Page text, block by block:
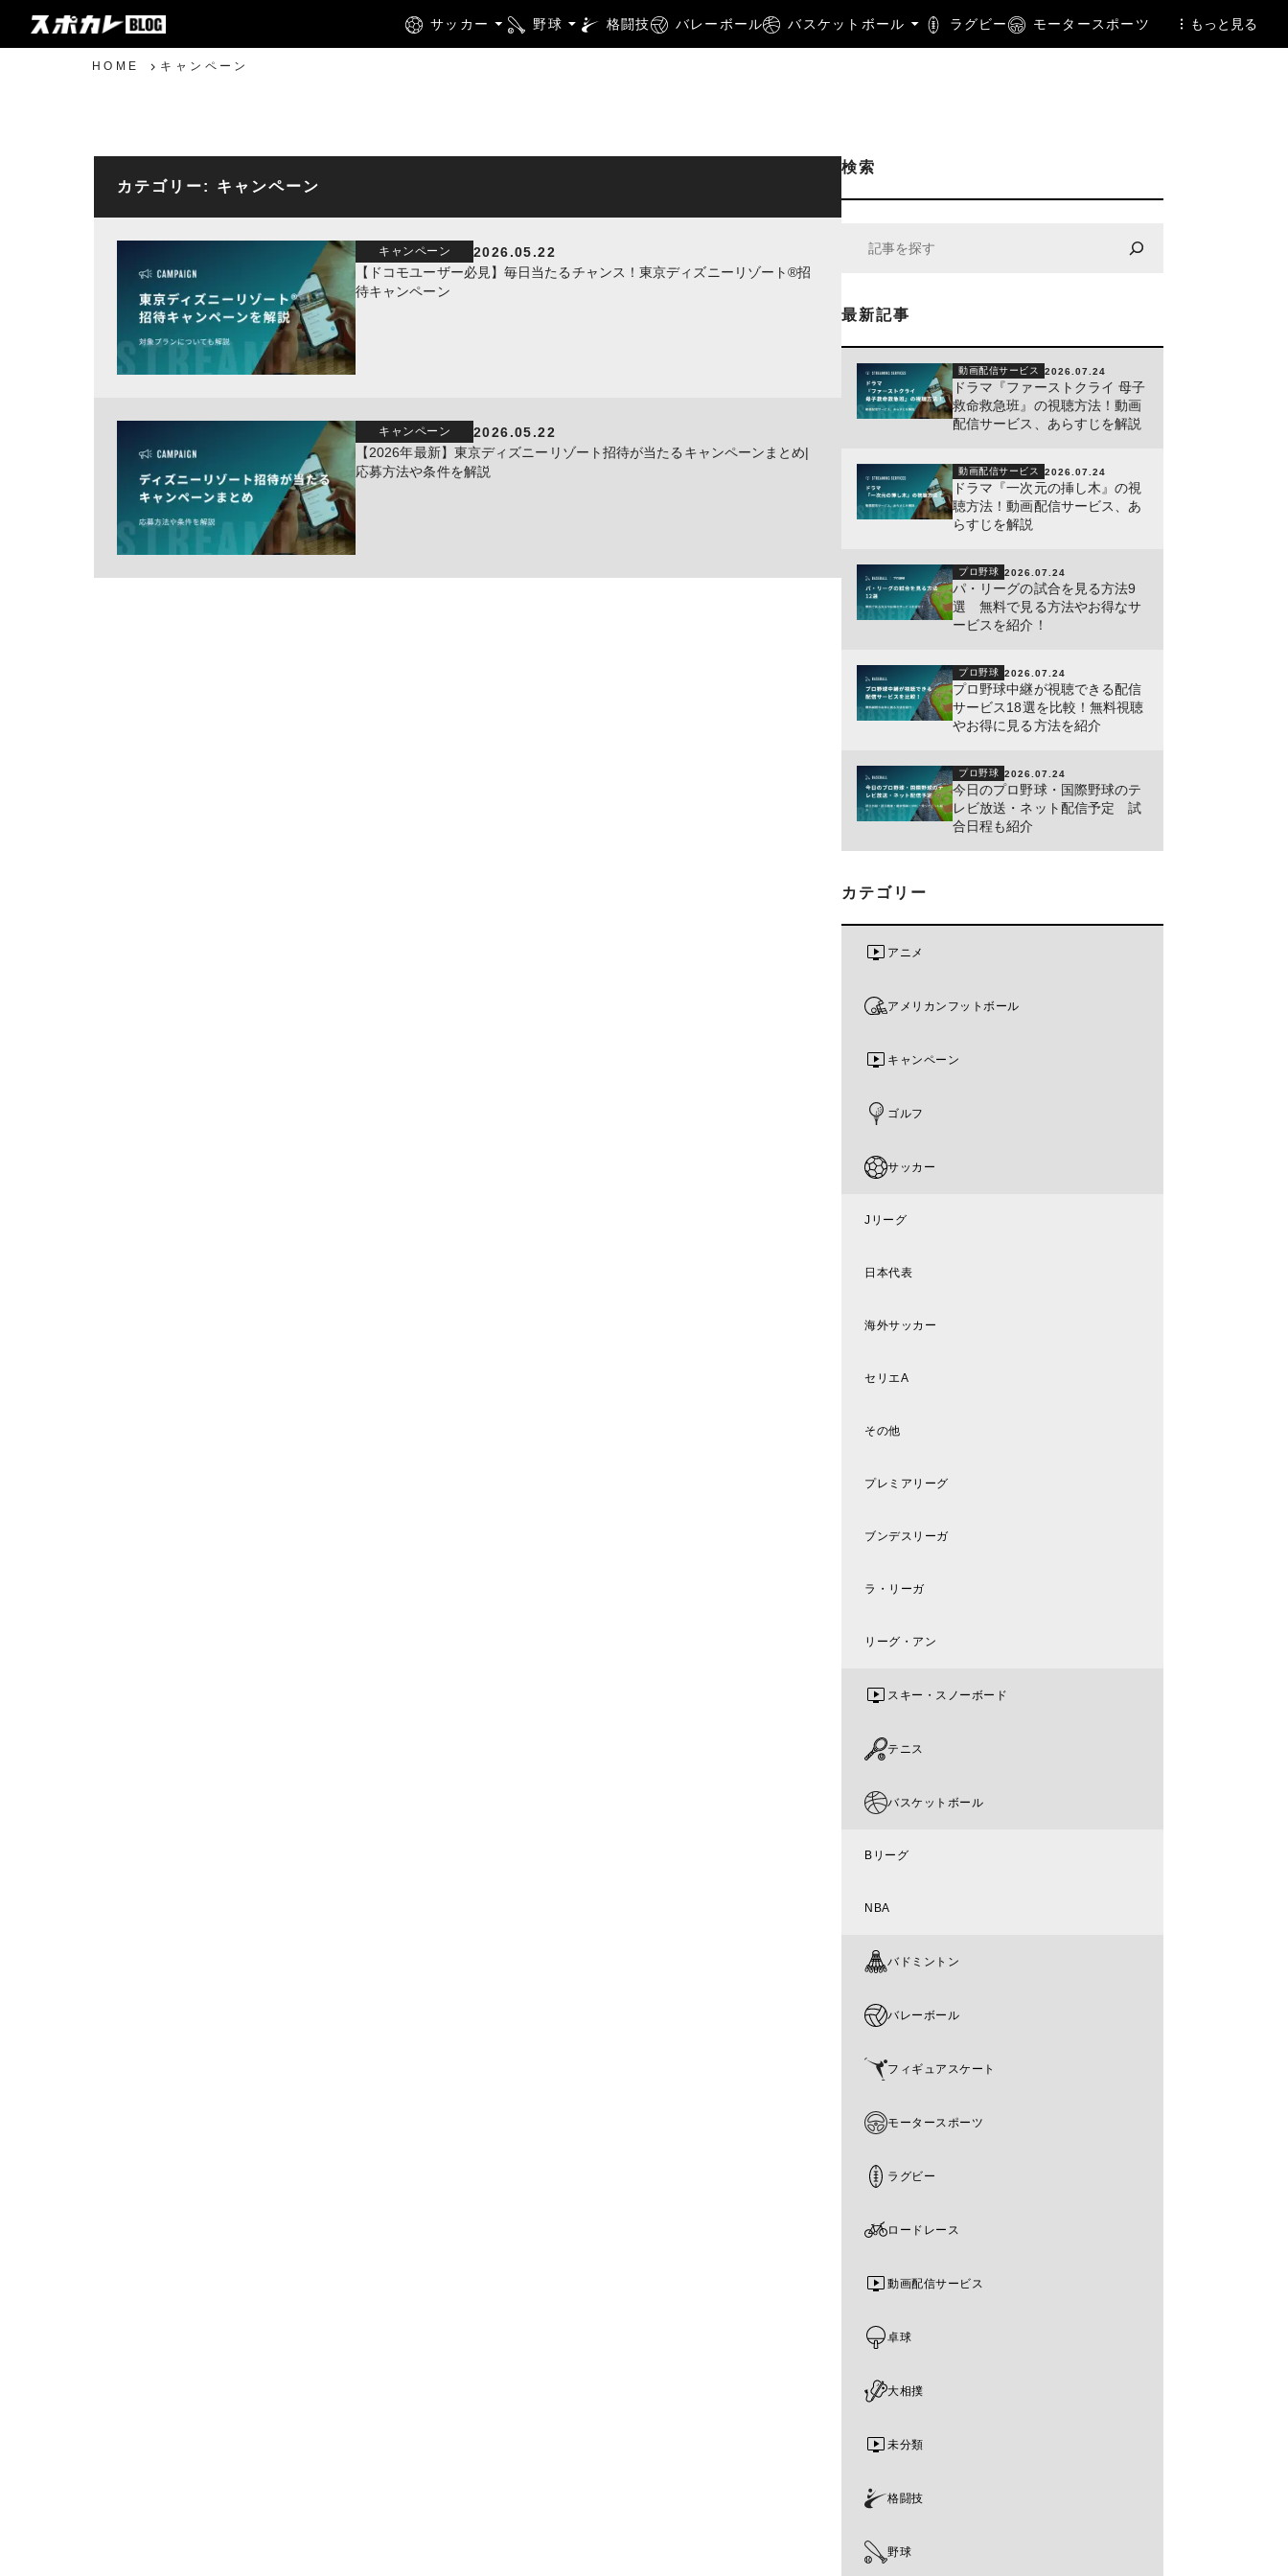
サッカー 野球 格闘技 バレーボール バスケットボール ラグビー モータースポーツ もっと見る
HOME キャンペーン
カテゴリー: キャンペーン
キャンペーン
2026.05.22
【ドコモユーザー必見】毎日当たるチャンス！東京ディズニーリゾート®招
待キャンペーン
キャンペーン
2026.05.22
【2026年最新】東京ディズニーリゾート招待が当たるキャンペーンまとめ|
応募方法や条件を解説
検索
最新記事
動画配信サービス 2026.07.24
ドラマ『ファーストクライ 母子
救命救急班』の視聴方法！動画
配信サービス、あらすじを解説
動画配信サービス 2026.07.24
ドラマ『一次元の挿し木』の視
聴方法！動画配信サービス、あ
らすじを解説
プロ野球 2026.07.24
パ・リーグの試合を見る方法9
選 無料で見る方法やお得なサ
ービスを紹介！
プロ野球 2026.07.24
プロ野球中継が視聴できる配信
サービス18選を比較！無料視聴
やお得に見る方法を紹介
プロ野球 2026.07.24
今日のプロ野球・国際野球のテ
レビ放送・ネット配信予定 試
合日程も紹介
カテゴリー
アニメ
アメリカンフットボール
キャンペーン
ゴルフ
サッカー
Jリーグ
日本代表
海外サッカー
セリエA
その他
プレミアリーグ
ブンデスリーガ
ラ・リーガ
リーグ・アン
スキー・スノーボード
テニス
バスケットボール
Bリーグ
NBA
バドミントン
バレーボール
フィギュアスケート
モータースポーツ
ラグビー
ロードレース
動画配信サービス
卓球
大相撲
未分類
格闘技
野球